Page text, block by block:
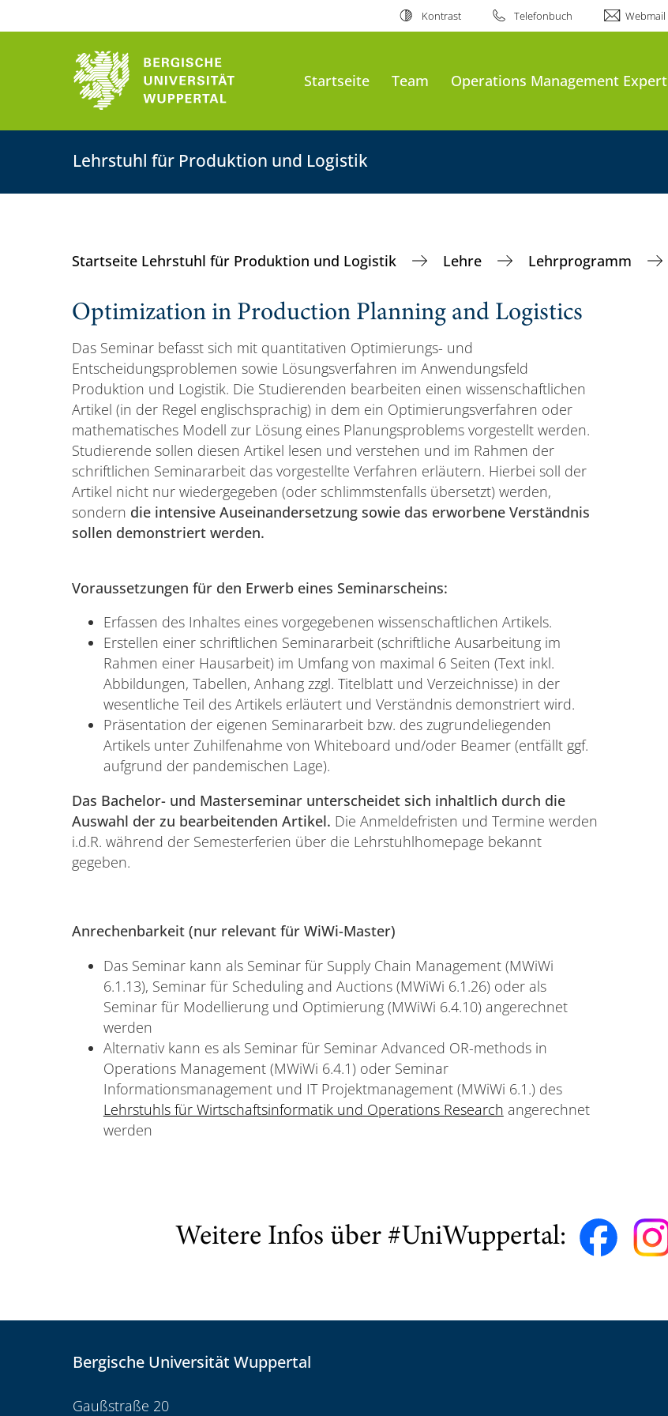
Kontrast Telefonbuch Webmail
Startseite Team Operations Management Expert
Lehrstuhl für Produktion und Logistik
Startseite Lehrstuhl für Produktion und Logistik Lehre Lehrprogramm
Optimization in Production Planning and Logistics
Das Seminar befasst sich mit quantitativen Optimierungs- und
Entscheidungsproblemen sowie Lösungsverfahren im Anwendungsfeld
Produktion und Logistik. Die Studierenden bearbeiten einen wissenschaftlichen
Artikel (in der Regel englischsprachig) in dem ein Optimierungsverfahren oder
mathematisches Modell zur Lösung eines Planungsproblems vorgestellt werden.
Studierende sollen diesen Artikel lesen und verstehen und im Rahmen der
schriftlichen Seminararbeit das vorgestellte Verfahren erläutern. Hierbei soll der
Artikel nicht nur wiedergegeben (oder schlimmstenfalls übersetzt) werden,
sondern die intensive Auseinandersetzung sowie das erworbene Verständnis
sollen demonstriert werden.
Voraussetzungen für den Erwerb eines Seminarscheins:
Erfassen des Inhaltes eines vorgegebenen wissenschaftlichen Artikels.
Erstellen einer schriftlichen Seminararbeit (schriftliche Ausarbeitung im
Rahmen einer Haus­arbeit) im Umfang von maximal 6 Seiten (Text inkl.
Abbildungen, Tabellen, Anhang zzgl. Titelblatt und Verzeichnisse) in der
wesentliche Teil des Artikels erläutert und Verständnis demonstriert wird.
Präsentation der eigenen Seminararbeit bzw. des zugrundeliegenden
Artikels unter Zuhilfenahme von Whiteboard und/oder Beamer (entfällt ggf.
aufgrund der pandemischen Lage).
Das Bachelor- und Masterseminar unterscheidet sich inhaltlich durch die
Auswahl der zu bearbeitenden Artikel. Die Anmeldefristen und Termine werden
i.d.R. während der Semesterferien über die Lehrstuhlhomepage bekannt
gegeben.
Anrechenbarkeit (nur relevant für WiWi-Master)
Das Seminar kann als Seminar für Supply Chain Management (MWiWi
6.1.13), Seminar für Scheduling and Auctions (MWiWi 6.1.26) oder als
Seminar für Modellierung und Optimierung (MWiWi 6.4.10) angerechnet
werden
Alternativ kann es als Seminar für Seminar Advanced OR-methods in
Operations Management (MWiWi 6.4.1) oder Seminar
Informationsmanagement und IT Projektmanagement (MWiWi 6.1.) des
Lehrstuhls für Wirtschaftsinformatik und Operations Research angerechnet
werden
Weitere Infos über #UniWuppertal:
Bergische Universität Wuppertal
Gaußstraße 20